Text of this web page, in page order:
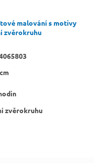
malování s motivy
zvěrokruhu
zvěrokruhu